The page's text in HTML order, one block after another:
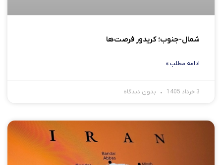
شمال-جنوب؛ کریدور فرصت‌ها
ادامه مطلب »
3 خرداد 1405 بدون دیدگاه